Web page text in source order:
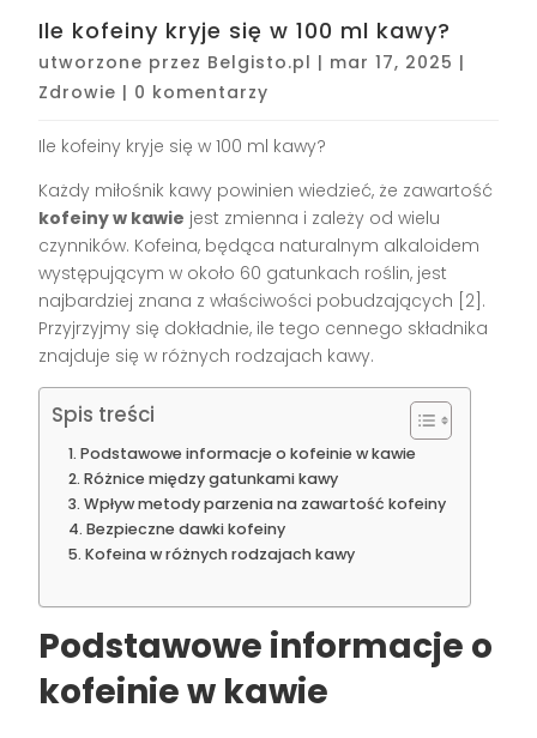
Ile kofeiny kryje się w 100 ml kawy?
utworzone przez Belgisto.pl | mar 17, 2025 |
Zdrowie | 0 komentarzy
Ile kofeiny kryje się w 100 ml kawy?
Każdy miłośnik kawy powinien wiedzieć, że zawartość
kofeiny w kawie jest zmienna i zależy od wielu
czynników. Kofeina, będąca naturalnym alkaloidem
występującym w około 60 gatunkach roślin, jest
najbardziej znana z właściwości pobudzających [2].
Przyjrzyjmy się dokładnie, ile tego cennego składnika
znajduje się w różnych rodzajach kawy.
Spis treści
Podstawowe informacje o kofeinie w kawie
Różnice między gatunkami kawy
Wpływ metody parzenia na zawartość kofeiny
Bezpieczne dawki kofeiny
Kofeina w różnych rodzajach kawy
Podstawowe informacje o
kofeinie w kawie